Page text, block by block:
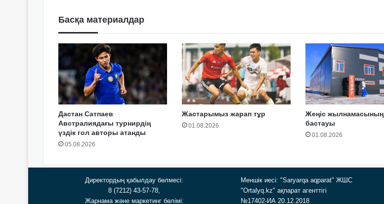
Басқа материалдар
Дастан Сатпаев
Австралиядағы турнирдің
үздік гол авторы атанды
05.08.2026
Жастарымыз жарап тұр
01.08.2026
Жеңіс жылнамасының
бастауы
01.08.2026
Директордың қабылдау бөлмесі:
8 (7212) 43-57-78,
Жарнама және маркетинг бөлімі:
Меншік иесі: "Saryarqa aqparat" ЖШС
"Ortalyq.kz" ақпарат агенттігі
№17402-ИА 20.12.2018